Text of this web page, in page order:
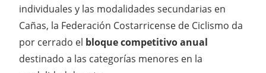
individuales y las modalidades secundarias en
Cañas, la Federación Costarricense de Ciclismo da
por cerrado el bloque competitivo anual
destinado a las categorías menores en la